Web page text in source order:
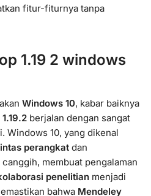
fitur-fiturnya tanpa
1.19 2 windows
Windows 10, kabar baiknya
berjalan dengan sangat
Windows 10, yang dikenal
perangkat dan
canggih, membuat pengalaman
penelitian menjadi
bahwa Mendeley